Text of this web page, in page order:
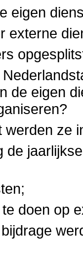
eigen
externe
de eigen
werden ze
de
doen op